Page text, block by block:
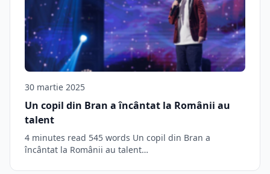
30 martie 2025
Un copil din Bran a încântat la Românii au
talent
4 minutes read 545 words Un copil din Bran a
încântat la Românii au talent…